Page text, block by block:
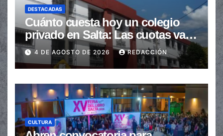
DESTACADAS
Cuánto cuesta hoy un colegio
privado en Salta: Las cuotas van
de $110.000 a más de $600.000
4 DE AGOSTO DE 2026 REDACCIÓN
CULTURA